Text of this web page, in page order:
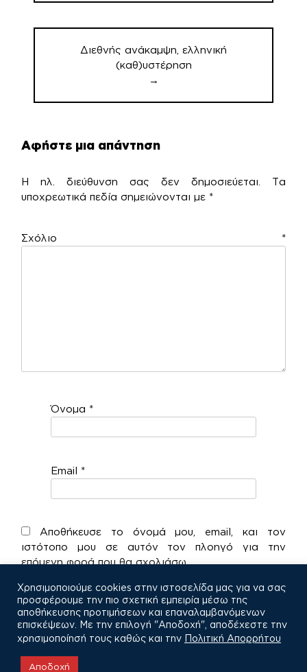
Διεθνής ανάκαμψη, ελληνική
(καθ)υστέρηση
→
Αφήστε μια απάντηση
Η ηλ. διεύθυνση σας δεν δημοσιεύεται.
Τα
υποχρεωτικά πεδία σημειώνονται με *
Σχόλιο *
Όνομα *
Email *
Αποθήκευσε το όνομά μου, email, και τον
ιστότοπο μου σε αυτόν τον πλοηγό για την
επόμενη φορά που θα σχολιάσω.
Χρησιμοποιούμε cookies στην ιστοσελίδα μας για να σας
προσφέρουμε την πιο σχετική εμπειρία μέσω της
αποθήκευσης προτιμήσεων και επαναλαμβανόμενων
επισκέψεων. Με την επιλογή "Αποδοχή", αποδέχεστε την
χρησιμοποίησή τους καθώς και την Πολιτική Απορρήτου
Αποδοχή